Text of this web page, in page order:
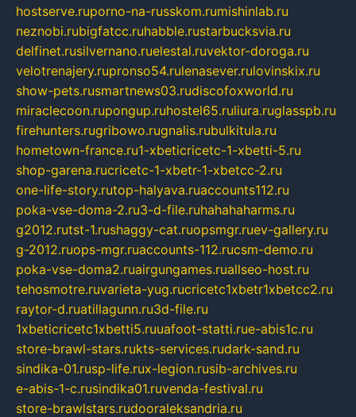
hostserve.ruporno-na-russkom.rumishinlab.ru
neznobi.rubigfatcc.ruhabble.rustarbucksvia.ru
delfinet.rusilvernano.ruelestal.ruvektor-doroga.ru
velotrenajery.rupronso54.rulenasever.rulovinskix.ru
show-pets.rusmartnews03.rudiscofoxworld.ru
miraclecoon.rupongup.ruhostel65.ruliura.ruglasspb.ru
firehunters.rugribowo.rugnalis.rubulkitula.ru
hometown-france.ru1-xbeticricetc-1-xbetti-5.ru
shop-garena.rucricetc-1-xbetr-1-xbetcc-2.ru
one-life-story.rutop-halyava.ruaccounts112.ru
poka-vse-doma-2.ru3-d-file.ruhahahaharms.ru
g2012.rutst-1.rushaggy-cat.ruopsmgr.ruev-gallery.ru
g-2012.ruops-mgr.ruaccounts-112.rucsm-demo.ru
poka-vse-doma2.ruairgungames.ruallseo-host.ru
tehosmotre.ruvarieta-yug.rucricetc1xbetr1xbetcc2.ru
raytor-d.ruatillagunn.ru3d-file.ru
1xbeticricetc1xbetti5.ruuafoot-statti.rue-abis1c.ru
store-brawl-stars.rukts-services.rudark-sand.ru
sindika-01.rusp-life.rux-legion.rusib-archives.ru
e-abis-1-c.rusindika01.ruvenda-festival.ru
store-brawlstars.rudooraleksandria.ru